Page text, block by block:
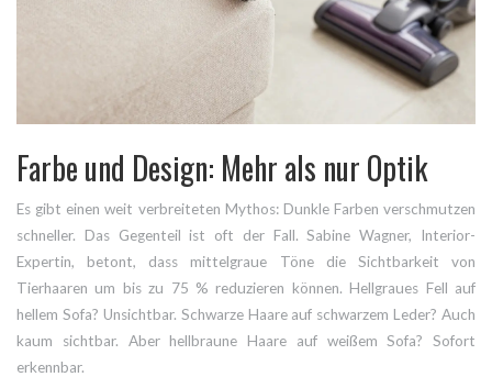
Farbe und Design: Mehr als nur Optik
Es gibt einen weit verbreiteten Mythos: Dunkle Farben verschmutzen
schneller. Das Gegenteil ist oft der Fall. Sabine Wagner, Interior-
Expertin, betont, dass mittelgraue Töne die Sichtbarkeit von
Tierhaaren um bis zu 75 % reduzieren können. Hellgraues Fell auf
hellem Sofa? Unsichtbar. Schwarze Haare auf schwarzem Leder? Auch
kaum sichtbar. Aber hellbraune Haare auf weißem Sofa? Sofort
erkennbar.